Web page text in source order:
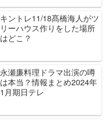
キントレ11/18髙橋海人がツ
リーハウス作りをした場所
はどこ？
永瀬廉料理ドラマ出演の噂
は本当？情報まとめ2024年
1月期日テレ